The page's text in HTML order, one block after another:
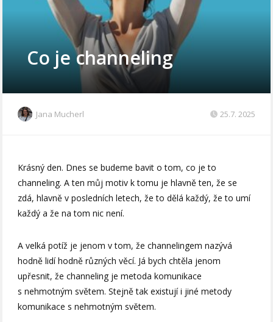
Co je channeling
Jana Mucherl 25.7. 2025
Krásný den. Dnes se budeme bavit o tom, co je to
channeling. A ten můj motiv k tomu je hlavně ten, že se
zdá, hlavně v posledních letech, že to dělá každý, že to umí
každý a že na tom nic není.
A velká potíž je jenom v tom, že channelingem nazývá
hodně lidí hodně různých věcí. Já bych chtěla jenom
upřesnit, že channeling je metoda komunikace
s nehmotným světem. Stejně tak existují i jiné metody
komunikace s nehmotným světem.